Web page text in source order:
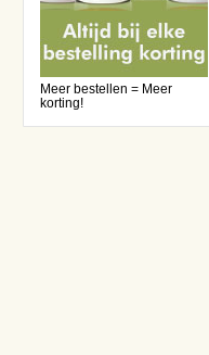
Meer bestellen = Meer
korting!